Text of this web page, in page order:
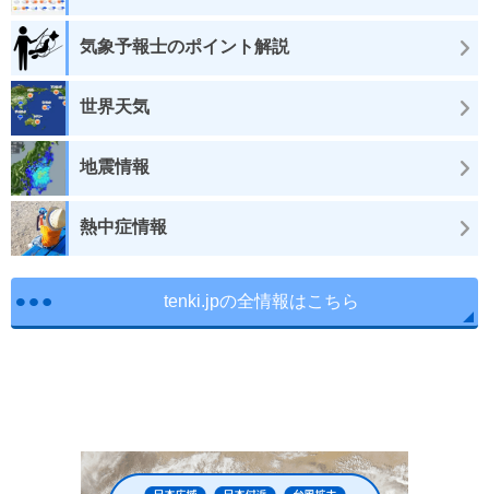
気象予報士のポイント解説
世界天気
地震情報
熱中症情報
tenki.jpの全情報はこちら